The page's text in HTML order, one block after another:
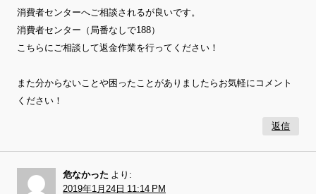
消費者センターへご相談されるが良いです。
消費者センター（局番なしで188）
こちらにご相談して返金作業を行ってください！
また分からないことや困ったことがありましたらお気軽にコメント
ください！
返信
危なかった より:
2019年1月24日 11:14 PM